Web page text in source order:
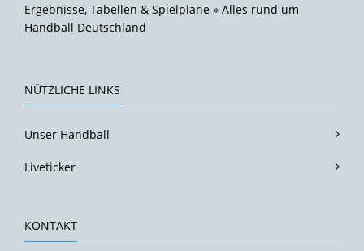
Ergebnisse, Tabellen & Spielpläne » Alles rund um
Handball Deutschland
NÜTZLICHE LINKS
Unser Handball
Liveticker
KONTAKT